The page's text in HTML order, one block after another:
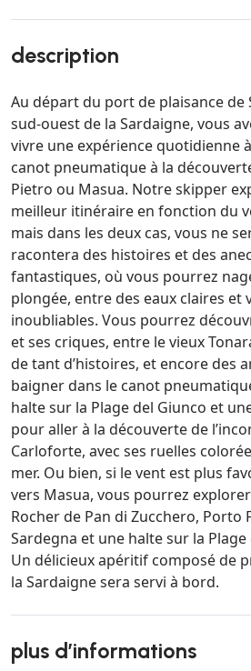
description
Au départ du port de plaisance de
sud-ouest de la Sardaigne, vous
vivre une expérience quotidienne
canot pneumatique à la
Pietro ou Masua. Notre skipper
meilleur itinéraire en fonction du
mais dans les deux cas, vous ne
racontera des histoires et des
fantastiques, où vous pourrez
plongée, entre des eaux claires et
inoubliables. Vous pourrez
et ses criques, entre le vieux
de tant d’histoires, et encore des
baigner dans le canot
halte sur la Plage del Giunco et
pour aller à la découverte de
Carloforte, avec ses ruelles
mer. Ou bien, si le vent est plus
vers Masua, vous pourrez
Rocher de Pan di Zucchero, Porto
Sardegna et une halte sur la Plage
Un délicieux apéritif composé de
la Sardaigne sera servi à bord.
plus d’informations